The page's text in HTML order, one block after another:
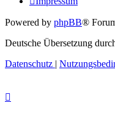
Powered by phpBB®
Deutsche Übersetzung
Datenschutz |